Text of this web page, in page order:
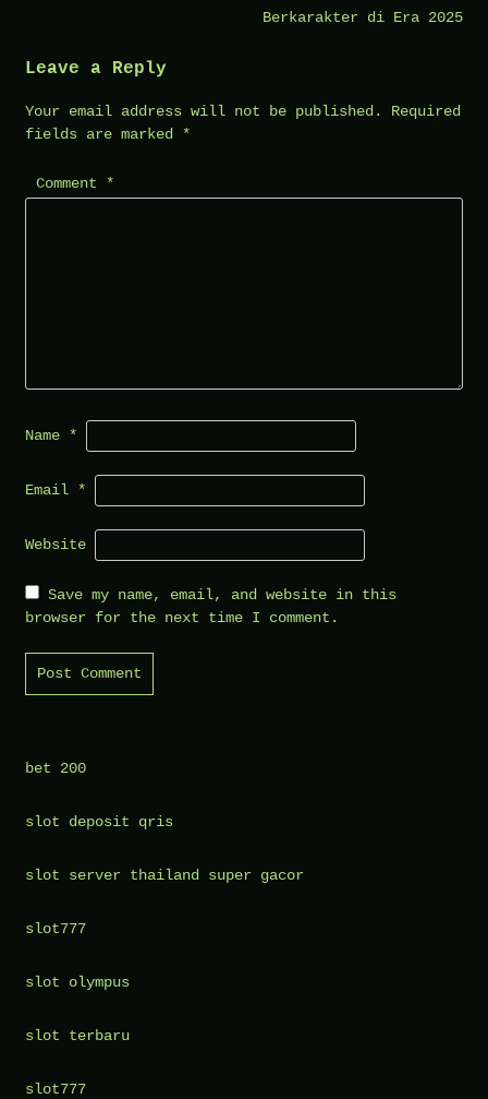
Berkarakter di Era 2025
Leave a Reply
Your email address will not be published.
Required
fields are marked *
Comment *
Name *
Email *
Website
Save my name, email, and website in this
browser for the next time I comment.
bet 200
slot deposit qris
slot server thailand super gacor
slot777
slot olympus
slot terbaru
slot777